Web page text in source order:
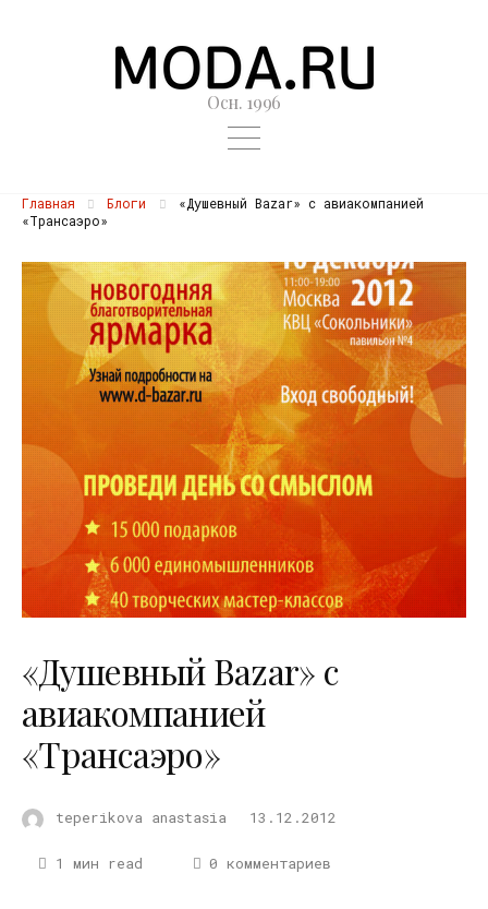
Осн. 1996
Главная Блоги
«Душевный Bazar» с авиакомпанией
«Трансаэро»
«Душевный Bazar» с
авиакомпанией
«Трансаэро»
teperikova anastasia 13.12.2012
1 мин read 0 комментариев